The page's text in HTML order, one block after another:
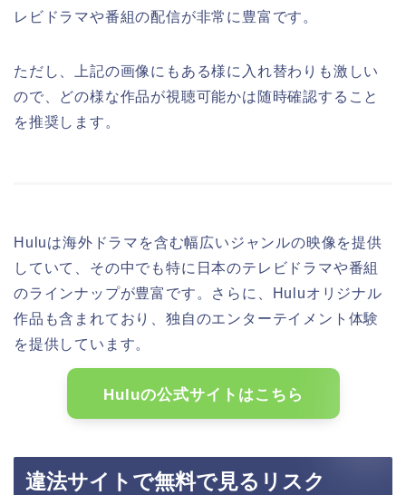
レビドラマや番組の配信が非常に豊富です。
ただし、上記の画像にもある様に入れ替わりも激しい
ので、どの様な作品が視聴可能かは随時確認すること
を推奨します。
Huluは海外ドラマを含む幅広いジャンルの映像を提供
していて、その中でも特に日本のテレビドラマや番組
のラインナップが豊富です。さらに、Huluオリジナル
作品も含まれており、独自のエンターテイメント体験
を提供しています。
Huluの公式サイトはこちら
違法サイトで無料で見るリスク